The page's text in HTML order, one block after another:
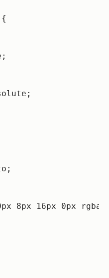
{
8px 16px 0px